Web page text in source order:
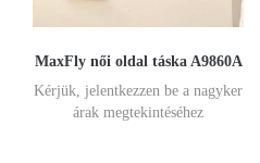
MaxFly női oldal táska A9860A
Kérjük, jelentkezzen be a nagyker
árak megtekintéséhez